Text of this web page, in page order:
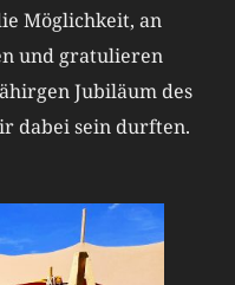
Möglichkeit, an
und gratulieren
Jubiläum des
dabei sein durften.